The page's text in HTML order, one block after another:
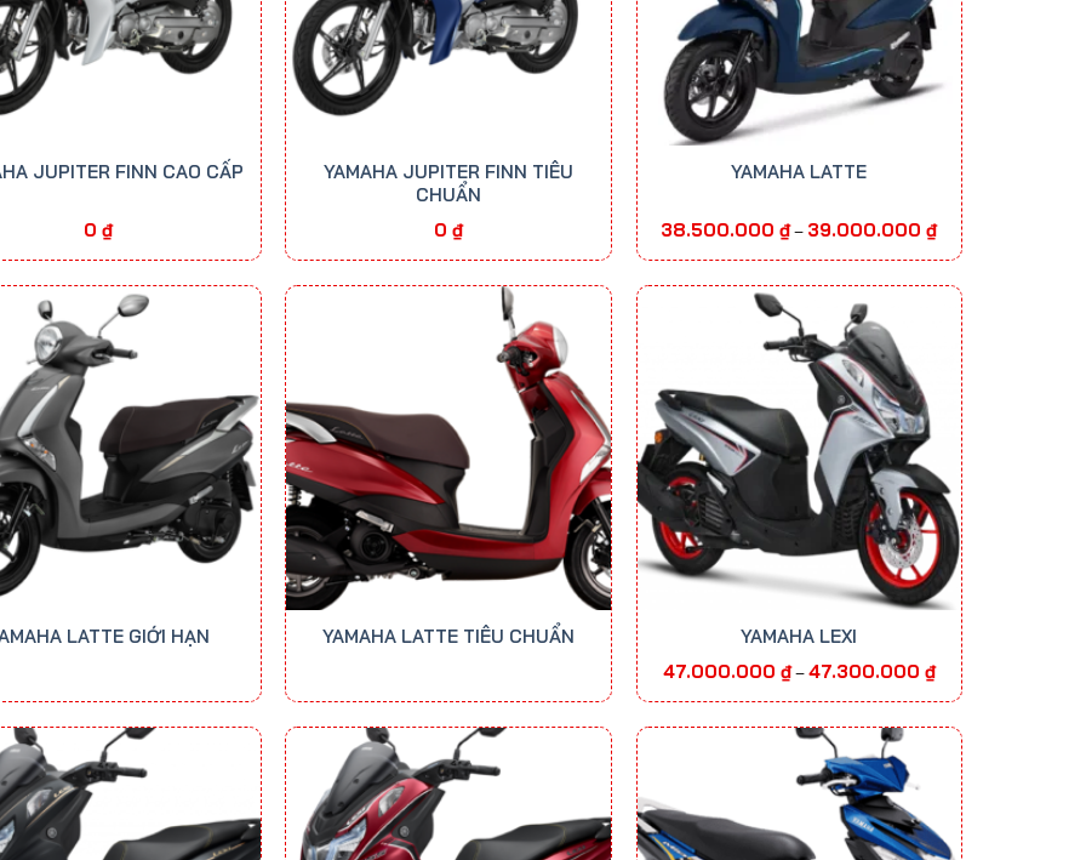
JUPITER FINN CAO CẤP
0₫
YAMAHA JUPITER FINN TIÊU
CHUẨN
0₫
YAMAHA LATTE
38.500.000₫– 39.000.000₫Khoảng
giá:
từ
đến
39.000.000 ₫
LATTE GIỚI HẠN YAMAHA LATTE TIÊU CHUẨN
YAMAHA LEXI
47.000.000 ₫–47.300.000 ₫Khoảng
giá:
từ
đến
47.300.000 ₫